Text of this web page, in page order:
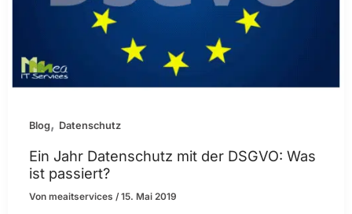
Blog, Datenschutz
Ein Jahr Datenschutz mit der DSGVO: Was
ist passiert?
Vonmeaitservices/15. Mai 2019